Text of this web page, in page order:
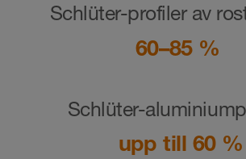
Schlüter-profiler av
60–85 %
Schlüter-
upp till 60 %